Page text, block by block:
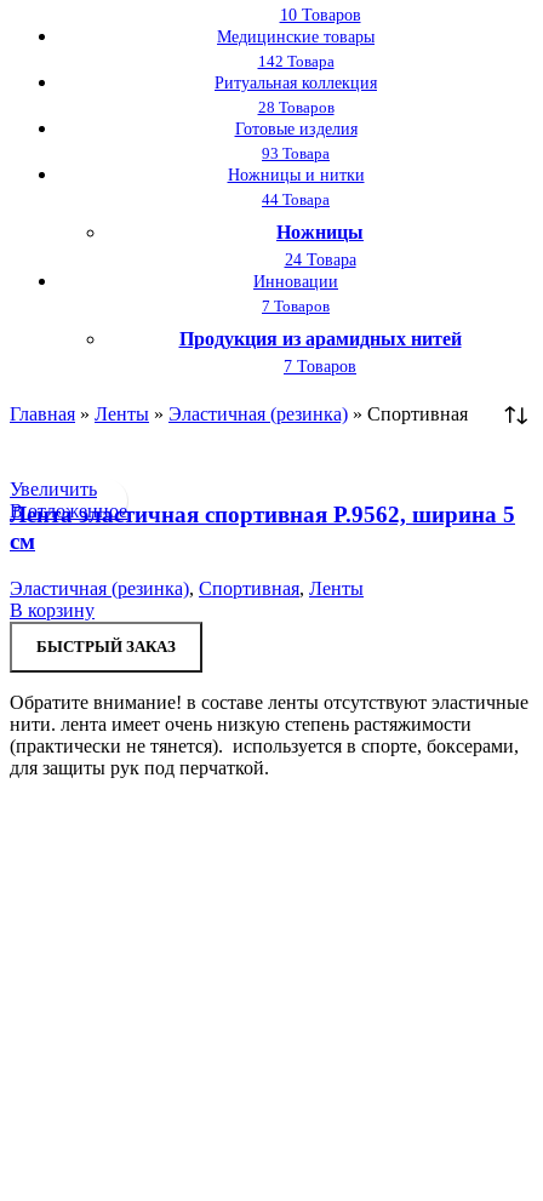
10 Товаров
Медицинские товары
142 Товара
Ритуальная коллекция
28 Товаров
Готовые изделия
93 Товара
Ножницы и нитки
44 Товара
Ножницы
24 Товара
Инновации
7 Товаров
Продукция из арамидных нитей
7 Товаров
Главная » Ленты » Эластичная (резинка) » Спортивная
Увеличить
В отложенное
Лента эластичная спортивная Р.9562, ширина 5
см
Эластичная (резинка), Спортивная, Ленты
В корзину
БЫСТРЫЙ ЗАКАЗ
Обратите внимание! в составе ленты отсутствуют эластичные
нити. лента имеет очень низкую степень растяжимости
(практически не тянется). используется в спорте, боксерами,
для защиты рук под перчаткой.